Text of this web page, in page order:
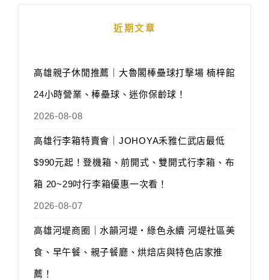
近期文章
高雄親子休閒推薦｜大魯閣棒壘球打擊場 楠梓館
24小時營業、棒壘球、迷你保齡球！
2026-08-08
高雄行李箱特賣會｜JOHOYA禾雅仁武店最低
$990元起！登機箱、前開式、雙開式行李箱、布
箱 20~29吋行李箱優惠一次看！
2026-08-07
高雄河堤商圈｜水韻河堤‧綠色永續 河堤社區美
食、早午餐、親子餐廳、烘焙店與特色店家推
薦！